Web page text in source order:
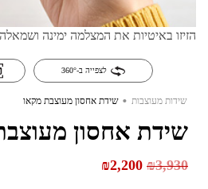
שידות מעוצבות . שידת אחסון מעוצבת מקאו
שידת אחסון
₪3,930
₪2,200
הזיזו באיטיות את המצלמה ימינה
לצפייה ב-360°